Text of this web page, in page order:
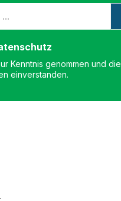
Kenntnis genommen und die
einverstanden.